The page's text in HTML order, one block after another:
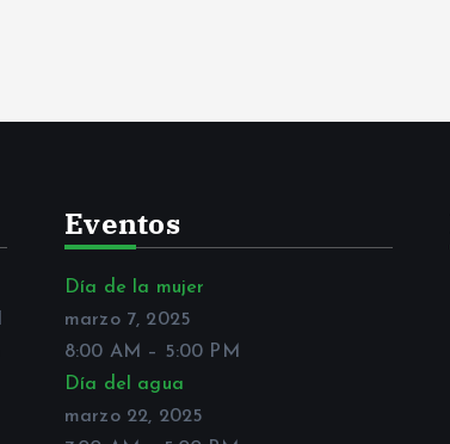
Eventos
Día de la mujer
marzo 7, 2025
8:00 AM
– 5:00 PM
Día del agua
marzo 22, 2025